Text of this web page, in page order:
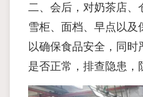
二、会后，对奶茶店、
雪柜、面档、早点以及
以确保食品安全，同时
是否正常，排查隐患，